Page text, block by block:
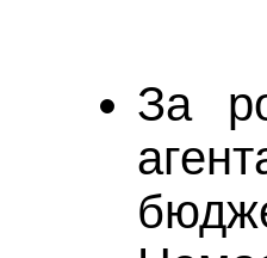
За